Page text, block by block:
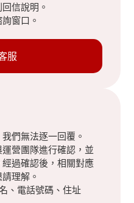
信說明。
窗口。
服
們無法逐一回覆。
營團隊進行確認，並
過確認後，相關對應
理解。
、電話號碼、住址